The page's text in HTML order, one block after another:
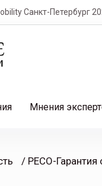
Санкт-Петербург
Мнения